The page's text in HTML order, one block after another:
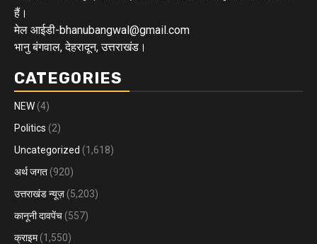
हैं।
मेल आईडी-bhanubangwal@gmail.com
भानु बंगवाल, देहरादून, उत्तराखंड।
CATEGORIES
NEW (4)
Politics (2)
Uncategorized (1,618)
अर्थ जगत (920)
उत्तराखंड न्यूज़ (5,203)
कानूनी दावपेंच (557)
क्राइम(1,550)